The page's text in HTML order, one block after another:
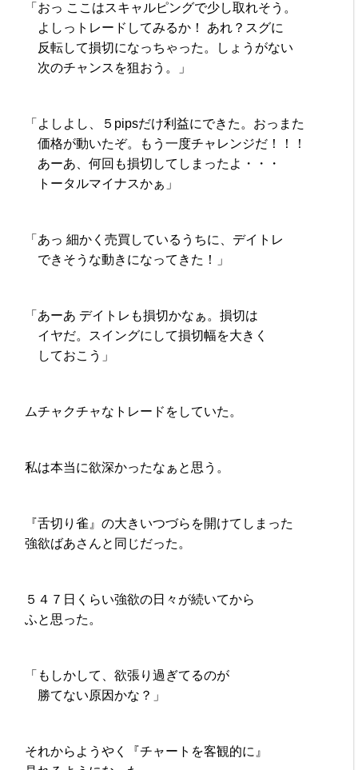
「おっ ここはスキャルピングで少し取れそう。
よしっトレードしてみるか！ あれ？スグに
反転して損切になっちゃった。しょうがない
次のチャンスを狙おう。」
「よしよし、５pipsだけ利益にできた。おっまた
価格が動いたぞ。もう一度チャレンジだ！！！
あーあ、何回も損切してしまったよ・・・
トータルマイナスかぁ」
「あっ 細かく売買しているうちに、デイトレ
できそうな動きになってきた！」
「あーあ デイトレも損切かなぁ。損切は
イヤだ。スイングにして損切幅を大きく
しておこう」
ムチャクチャなトレードをしていた。
私は本当に欲深かったなぁと思う。
『舌切り雀』の大きいつづらを開けてしまった
強欲ばあさんと同じだった。
５４７日くらい強欲の日々が続いてから
ふと思った。
「もしかして、欲張り過ぎてるのが
勝てない原因かな？」
それからようやく『チャートを客観的に』